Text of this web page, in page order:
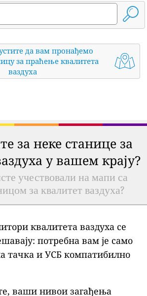
да вам пронађемо
за праћење квалитета
ваздуха
за неке станице за
у вашем крају?
учествовали на мапи са
за квалитет ваздуха?
квалитета ваздуха се
потребна вам је само
тачка и УСБ компатибилно
ваши нивои загађења